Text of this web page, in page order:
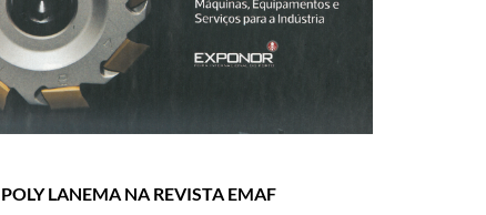
POLY LANEMA NA REVISTA EMAF